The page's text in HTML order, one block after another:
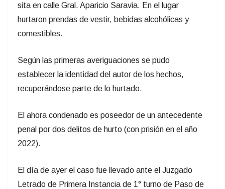
sita en calle Gral. Aparicio Saravia. En el lugar
hurtaron prendas de vestir, bebidas alcohólicas y
comestibles.
Según las primeras averiguaciones se pudo
establecer la identidad del autor de los hechos,
recuperándose parte de lo hurtado.
El ahora condenado es poseedor de un antecedente
penal por dos delitos de hurto (con prisión en el año
2022).
El día de ayer el caso fue llevado ante el Juzgado
Letrado de Primera Instancia de 1° turno de Paso de